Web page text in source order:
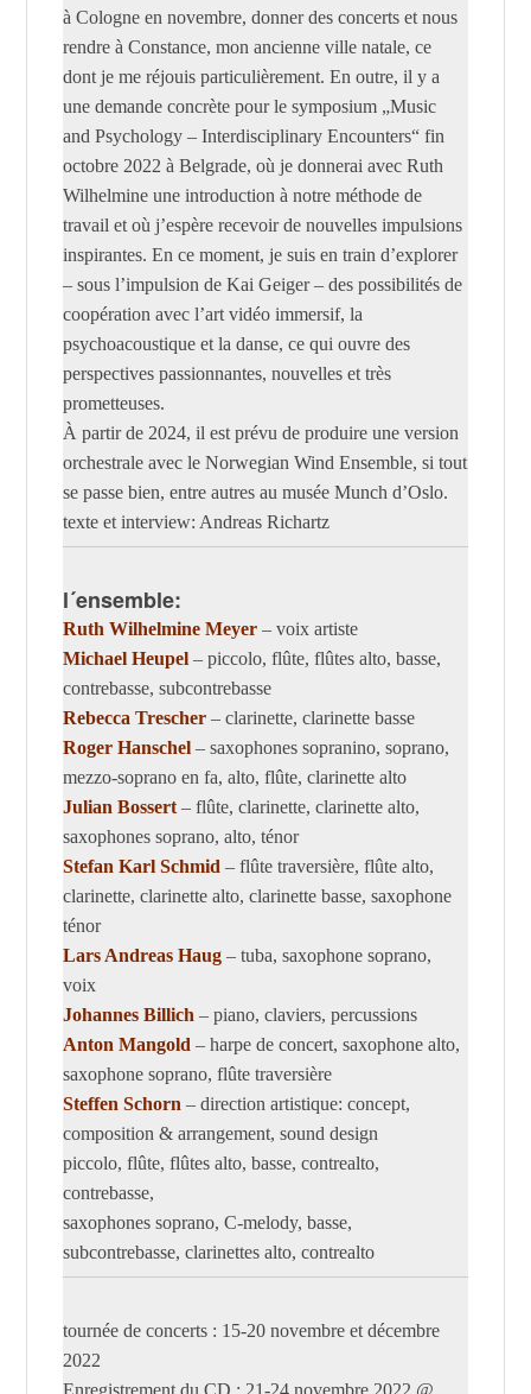
à Cologne en novembre, donner des concerts et nous
rendre à Constance, mon ancienne ville natale, ce
dont je me réjouis particulièrement. En outre, il y a
une demande concrète pour le symposium „Music
and Psychology – Interdisciplinary Encounters“ fin
octobre 2022 à Belgrade, où je donnerai avec Ruth
Wilhelmine une introduction à notre méthode de
travail et où j’espère recevoir de nouvelles impulsions
inspirantes. En ce moment, je suis en train d’explorer
– sous l’impulsion de Kai Geiger – des possibilités de
coopération avec l’art vidéo immersif, la
psychoacoustique et la danse, ce qui ouvre des
perspectives passionnantes, nouvelles et très
prometteuses.
À partir de 2024, il est prévu de produire une version
orchestrale avec le Norwegian Wind Ensemble, si tout
se passe bien, entre autres au musée Munch d’Oslo.
texte et interview: Andreas Richartz
l´ensemble:
Ruth Wilhelmine Meyer– voix artiste
Michael Heupel– piccolo, flûte, flûtes alto, basse,
contrebasse, subcontrebasse
Rebecca Trescher – clarinette, clarinette basse
Roger Hanschel– saxophones sopranino, soprano,
mezzo-soprano en fa, alto, flûte, clarinette alto
Julian Bossert– flûte, clarinette, clarinette alto,
saxophones soprano, alto, ténor
Stefan Karl Schmid– flûte traversière, flûte alto,
clarinette, clarinette alto, clarinette basse, saxophone
ténor
Lars Andreas Haug– tuba, saxophone soprano,
voix
Johannes Billich– piano, claviers, percussions
Anton Mangold– harpe de concert, saxophone alto,
saxophone soprano, flûte traversière
Steffen Schorn– direction artistique: concept,
composition & arrangement, sound design
piccolo, flûte, flûtes alto, basse, contrealto,
contrebasse,
saxophones soprano, C-melody, basse,
subcontrebasse, clarinettes alto, contrealto
tournée de concerts : 15-20 novembre et décembre
2022